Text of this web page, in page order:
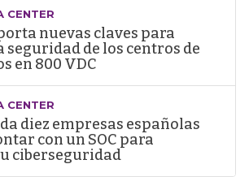
CENTER
nuevas claves para
de los centros de
en 800 VDC
CENTER
diez empresas españolas
con un SOC para
ciberseguridad